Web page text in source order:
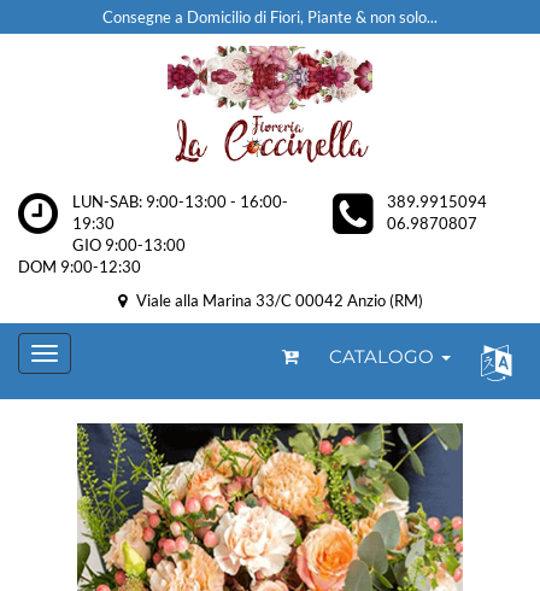
Consegne a Domicilio di Fiori, Piante & non solo...
LUN-SAB: 9:00-13:00 - 16:00-
19:30
GIO 9:00-13:00
DOM 9:00-12:30
389.9915094
06.9870807
Viale alla Marina 33/C 00042 Anzio (RM)
CATALOGO